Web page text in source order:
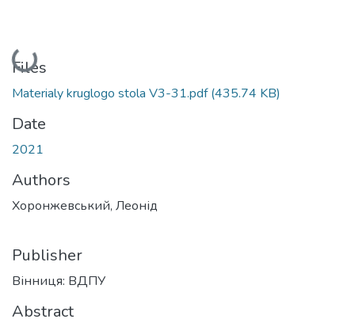
Loading...
Files
Materialy kruglogo stola V3-31.pdf(435.74 KB)
Date
2021
Authors
Хоронжевський, Леонід
Publisher
Вінниця: ВДПУ
Abstract